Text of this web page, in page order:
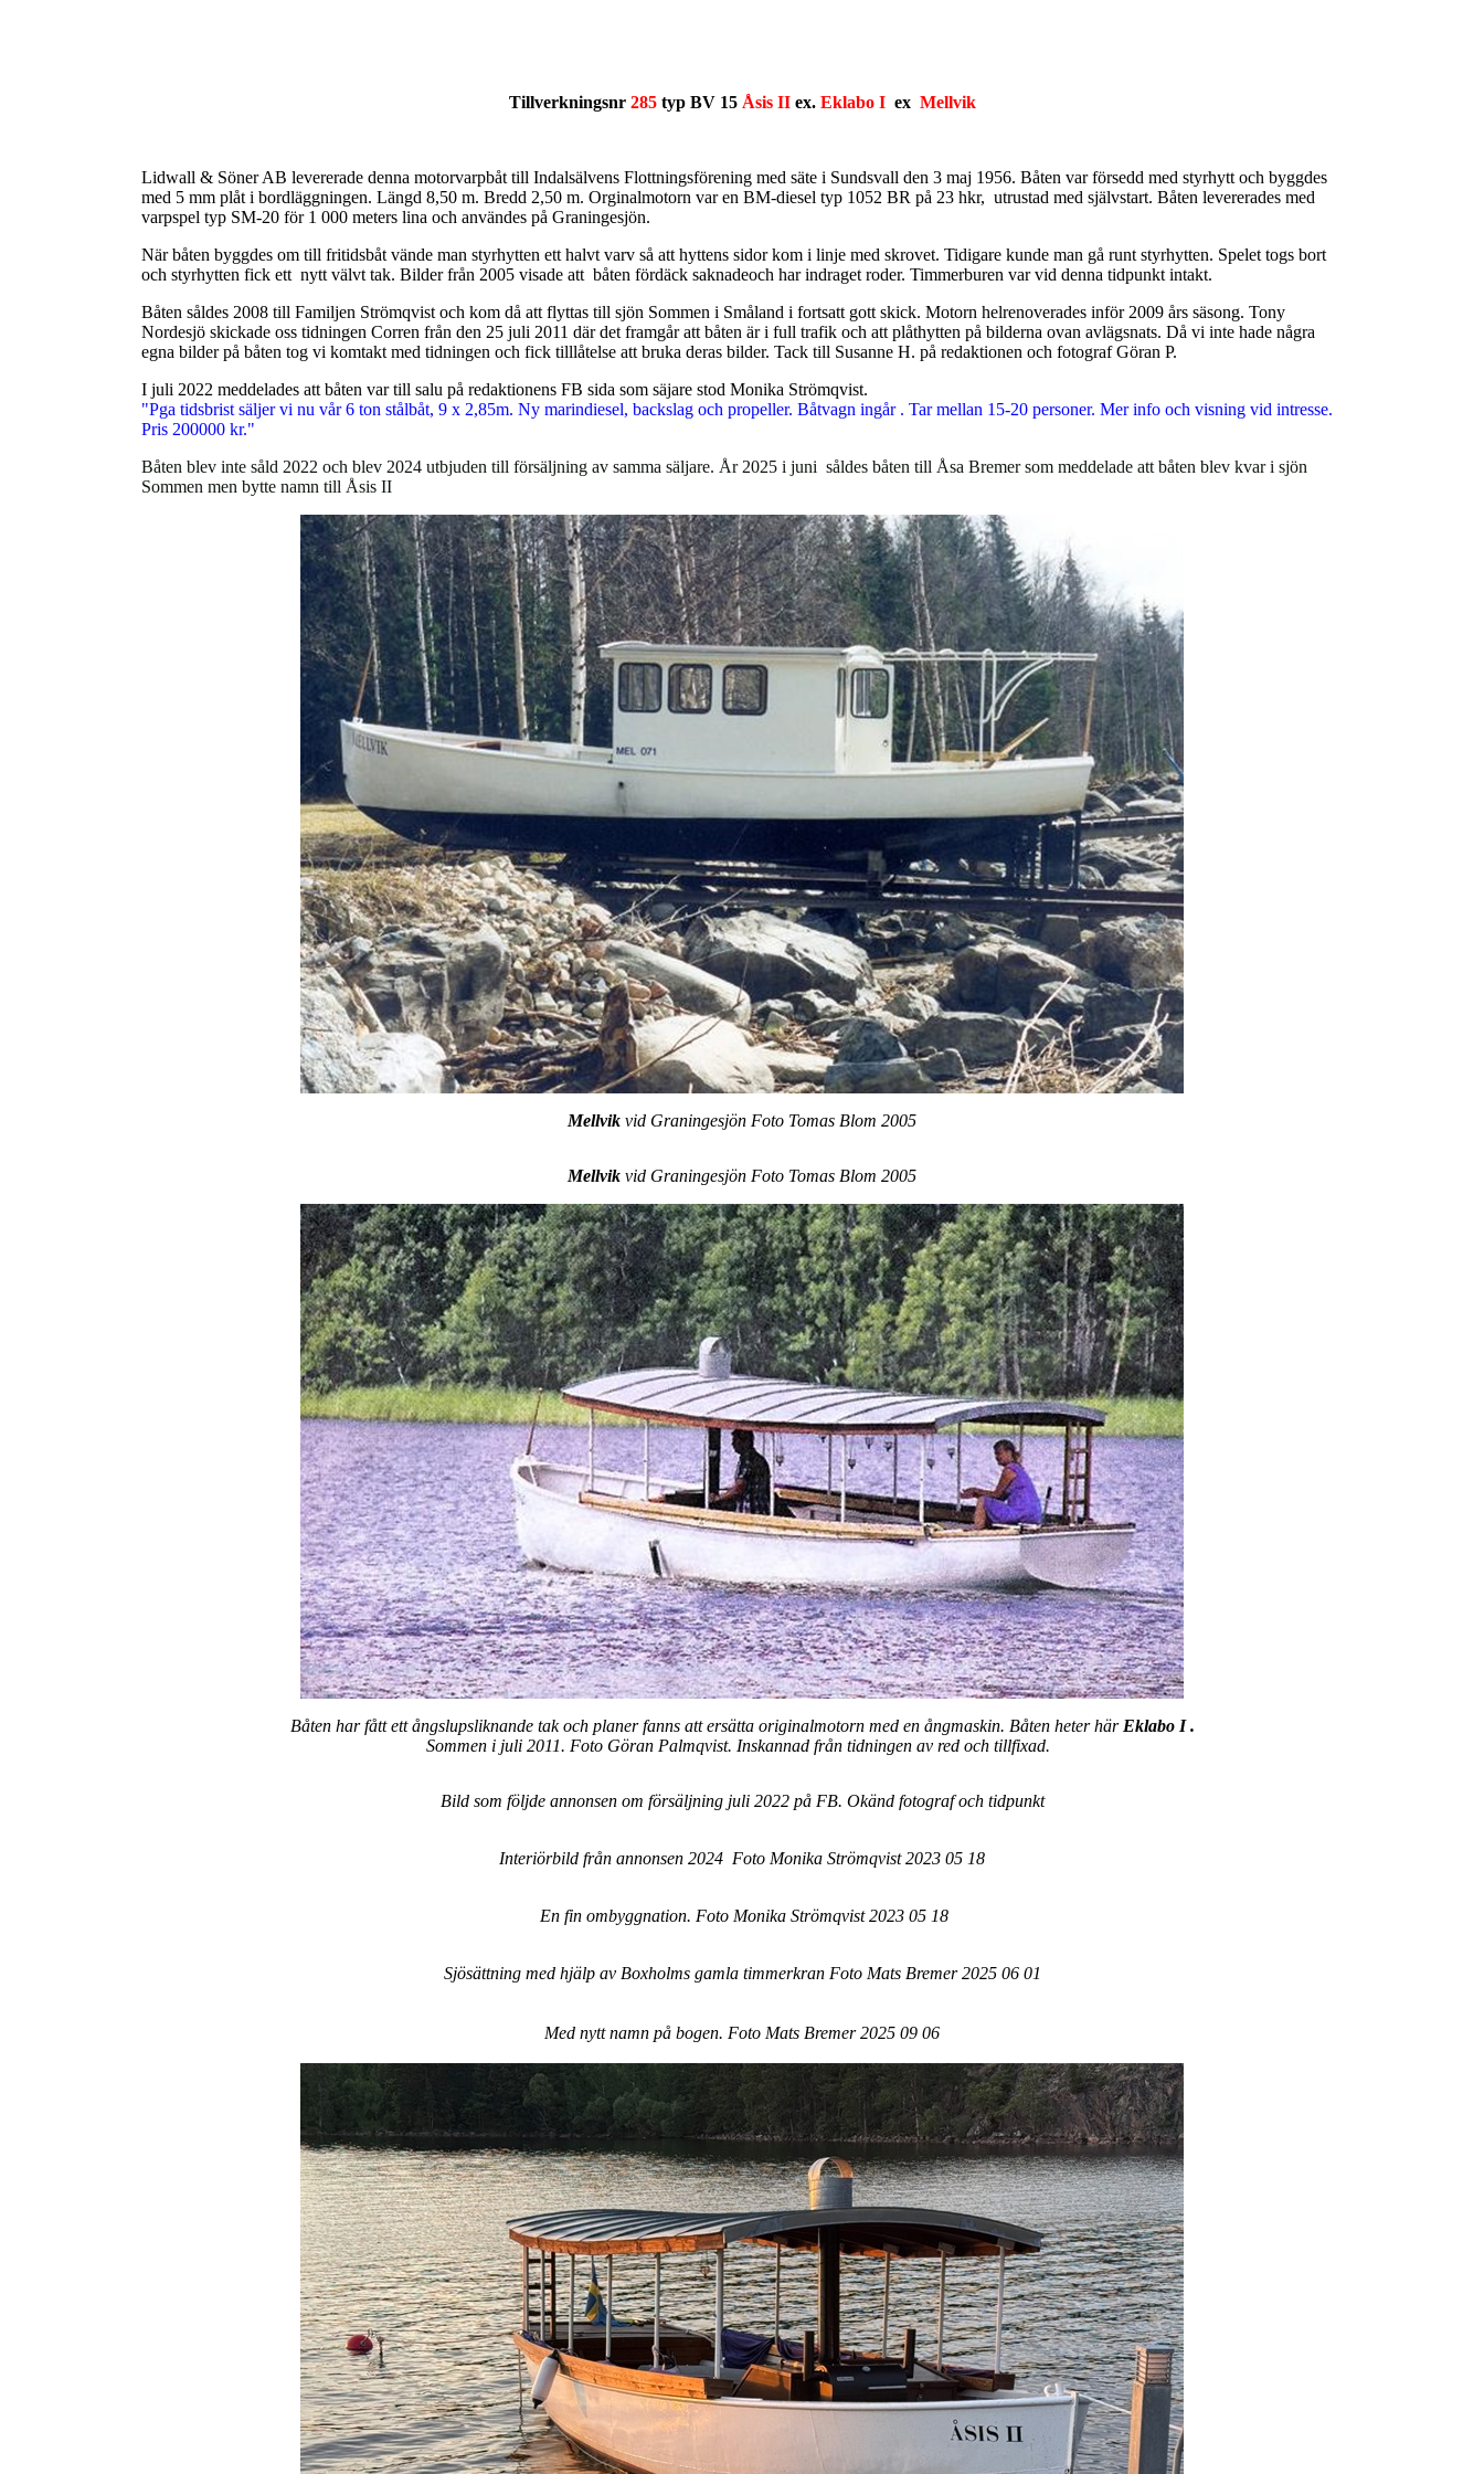
Tillverkningsnr 285typ BV 15 Åsis IIex. Eklabo I ex Mellvik
Lidwall & Söner AB levererade denna motorvarpbåt till Indalsälvens Flottningsförening med säte i Sundsvall den 3 maj 1956. Båten var försedd med styrhytt och byggdes
med 5 mm plåt i bordläggningen. Längd 8,50 m. Bredd 2,50 m. Orginalmotorn var en BM-diesel typ 1052 BR på 23 hkr, utrustad med självstart. Båten levererades med
varpspel typ SM-20 för 1 000 meters lina och användes på Graningesjön.
När båten byggdes om till fritidsbåt vände man styrhytten ett halvt varv så att hyttens sidor kom i linje med skrovet. Tidigare kunde man gå runt styrhytten. Spelet togs bort
och styrhytten fick ett nytt välvt tak. Bilder från 2005 visade att båten fördäck saknadeoch har indraget roder. Timmerburen var vid denna tidpunkt intakt.
Båten såldes 2008 till Familjen Strömqvist och kom då att flyttas till sjön Sommen i Småland i fortsatt gott skick. Motorn helrenoverades inför 2009 års säsong. Tony
Nordesjö skickade oss tidningen Corren från den 25 juli 2011 där det framgår att båten är i full trafik och att plåthytten på bilderna ovan avlägsnats. Då vi inte hade några
egna bilder på båten tog vi komtakt med tidningen och fick tilllåtelse att bruka deras bilder. Tack till Susanne H. på redaktionen och fotograf Göran P.
I juli 2022 meddelades att båten var till salu på redaktionens FB sida som säjare stod Monika Strömqvist.
"Pga tidsbrist säljer vi nu vår 6 ton stålbåt, 9 x 2,85m. Ny marindiesel, backslag och propeller. Båtvagn ingår . Tar mellan 15-20 personer. Mer info och visning vid intresse.
Pris 200000 kr."
Båten blev inte såld 2022 och blev 2024 utbjuden till försäljning av samma säljare. År 2025 i juni såldes båten till Åsa Bremer som meddelade att båten blev kvar i sjön
Sommen men bytte namn till Åsis II
Mellvik vid Graningesjön Foto Tomas Blom 2005
Mellvik vid Graningesjön Foto Tomas Blom 2005
Båten har fått ett ångslupsliknande tak och planer fanns att ersätta originalmotorn med en ångmaskin. Båten heter här Eklabo I .
Sommen i juli 2011. Foto Göran Palmqvist. Inskannad från tidningen av red och tillfixad.
Bild som följde annonsen om försäljning juli 2022 på FB. Okänd fotograf och tidpunkt
Interiörbild från annonsen 2024 Foto Monika Strömqvist 2023 05 18
En fin ombyggnation. Foto Monika Strömqvist 2023 05 18
Sjösättning med hjälp av Boxholms gamla timmerkran Foto Mats Bremer 2025 06 01
Med nytt namn på bogen. Foto Mats Bremer 2025 09 06